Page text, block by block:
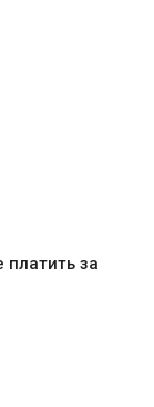
платить за